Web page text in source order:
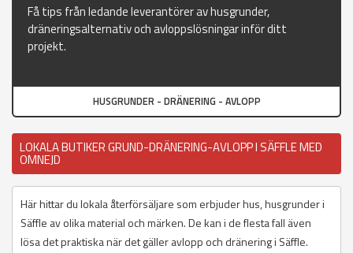
Få tips från ledande leverantörer av husgrunder,
dräneringsalternativ och avloppslösningar inför ditt
projekt.
HUSGRUNDER - DRÄNERING - AVLOPP
LOKALA BUTIKER GRUND-DRÄNERING-AVLOPP I SÄFFLE MED
OMNEJD
Här hittar du lokala återförsäljare som erbjuder hus, husgrunder i
Säffle av olika material och märken. De kan i de flesta fall även
lösa det praktiska när det gäller avlopp och dränering i Säffle.